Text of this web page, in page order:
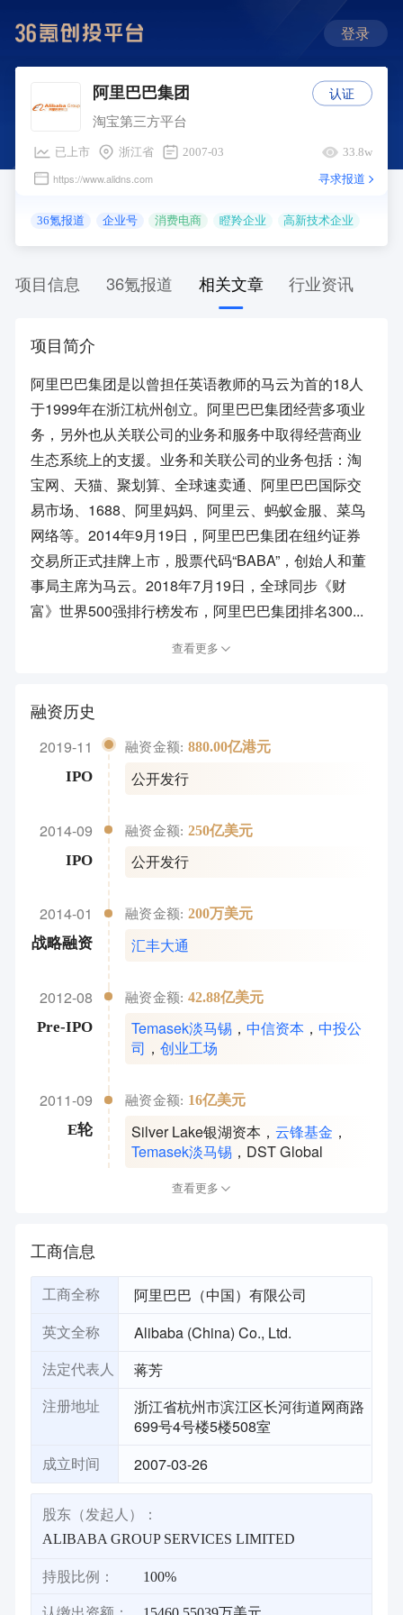
登录
阿里巴巴集团
淘宝第三方平台
已上市 浙江省 2007-03 33.8w
https://www.alidns.com 寻求报道
36氪报道 企业号 消费电商 瞪羚企业 高新技术企业
认证
项目信息 36氪报道 相关文章 行业资讯
项目简介
阿里巴巴集团是以曾担任英语教师的马云为首的18人
于1999年在浙江杭州创立。阿里巴巴集团经营多项业
务，另外也从关联公司的业务和服务中取得经营商业
生态系统上的支援。业务和关联公司的业务包括：淘
宝网、天猫、聚划算、全球速卖通、阿里巴巴国际交
易市场、1688、阿里妈妈、阿里云、蚂蚁金服、菜鸟
网络等。2014年9月19日，阿里巴巴集团在纽约证券
交易所正式挂牌上市，股票代码“BABA”，创始人和董
事局主席为马云。2018年7月19日，全球同步《财
富》世界500强排行榜发布，阿里巴巴集团排名300...
查看更多
融资历史
2019-11
IPO
融资金额: 880.00亿港元
公开发行
2014-09
IPO
融资金额: 250亿美元
公开发行
2014-01
战略融资
融资金额: 200万美元
汇丰大通
2012-08
Pre-IPO
融资金额: 42.88亿美元
Temasek淡马锡 ，中信资本 ，中投公
司 ，创业工场
2011-09
E轮
融资金额: 16亿美元
Silver Lake银湖资本 ，云锋基金 ，
Temasek淡马锡 ， DST Global
查看更多
工商信息
工商全称 阿里巴巴（中国）有限公司
英文全称 Alibaba (China) Co., Ltd.
法定代表人 蒋芳
注册地址
浙江省杭州市滨江区长河街道网商路
699号4号楼5楼508室
成立时间 2007-03-26
股东（发起人）：
ALIBABA GROUP SERVICES LIMITED
持股比例： 100%